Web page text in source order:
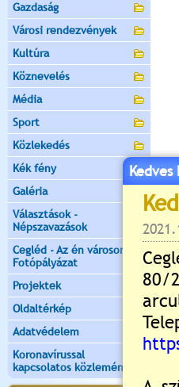
Gazdaság
Városi rendezvények
Kultúra
Köznevelés
Média
Sport
Közlekedés
Kék fény
Galéria
Választások -
Népszavazások
Cegléd - Az én városom -
Fotópályázat
Projektek
Oldaltérkép
Adatvédelem
Koronavírussal
kapcsolatos közlemények